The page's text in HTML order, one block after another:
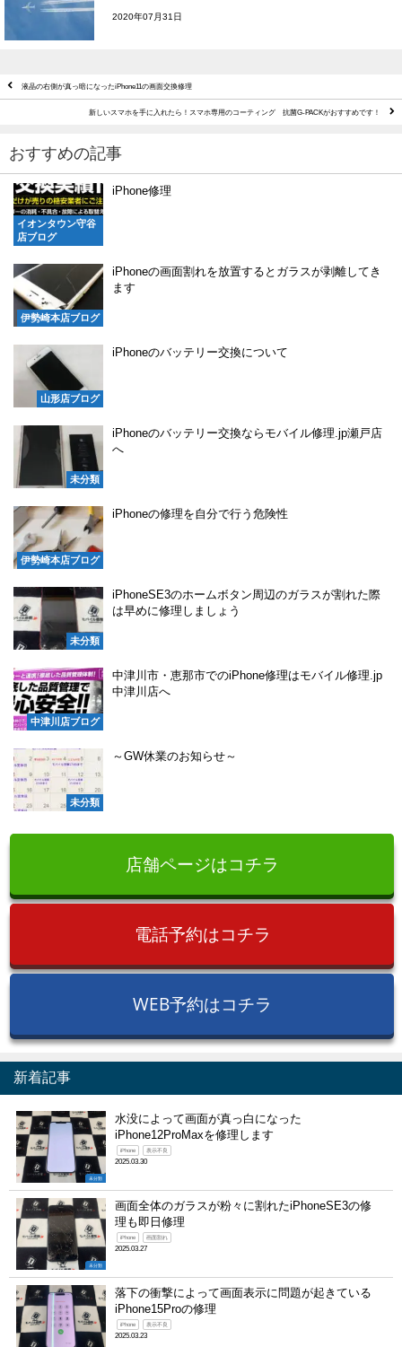
2020年07月31日
液晶の右側が真っ暗になったiPhone11の画面交換修理
新しいスマホを手に入れたら！スマホ専用のコーティング 抗菌G-PACKがおすすめです！
おすすめの記事
イオンタウン守谷
店ブログ
iPhone修理
伊勢崎本店ブログ
iPhoneの画面割れを放置するとガラスが剥離してき
ます
山形店ブログ
iPhoneのバッテリー交換について
未分類
iPhoneのバッテリー交換ならモバイル修理.jp瀬戸店
へ
伊勢崎本店ブログ
iPhoneの修理を自分で行う危険性
未分類
iPhoneSE3のホームボタン周辺のガラスが割れた際
は早めに修理しましょう
中津川店ブログ
中津川市・恵那市でのiPhone修理はモバイル修理.jp
中津川店へ
未分類
～GW休業のお知らせ～
店舗ページはコチラ
電話予約はコチラ
WEB予約はコチラ
新着記事
未分類
水没によって画面が真っ白になった
iPhone12ProMaxを修理します
iPhone 表示不良
2025.03.30
未分類
画面全体のガラスが粉々に割れたiPhoneSE3の修
理も即日修理
iPhone 画面割れ
2025.03.27
落下の衝撃によって画面表示に問題が起きている
iPhone15Proの修理
iPhone 表示不良
2025.03.23